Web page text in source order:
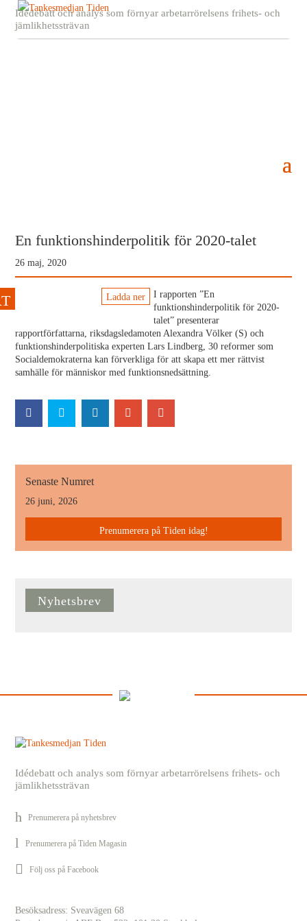
Idédebatt och analys som förnyar arbetarrörelsens frihets- och
jämlikhetssträvan
En funktionshinderpolitik för 2020-talet
26 maj, 2020
Ladda ner
I rapporten ”En
funktionshinderpolitik för 2020-
talet” presenterar
rapportförfattarna, riksdagsledamoten Alexandra Völker (S) och
funktionshinderpolitiska experten Lars Lindberg, 30 reformer som
Socialdemokraterna kan förverkliga för att skapa ett mer rättvist
samhälle för människor med funktionsnedsättning.
Senaste Numret
26 juni, 2026
Prenumerera på Tiden idag!
Nyhetsbrev
Idédebatt och analys som förnyar arbetarrörelsens frihets- och
jämlikhetssträvan
Prenumerera på nyhetsbrev
Prenumerera på Tiden Magasin
Följ oss på Facebook
Besöksadress: Sveavägen 68